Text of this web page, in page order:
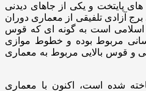
پایتخت و یکی از جاهای دیدنی
آزادی تلفیقی از معماری دوران
است به گونه ای که قوس
مربوط بوده و خطوط موازی
و قوس بالایی مربوط به معماری
که در سال 1350 ساخته شده است، اکنون با معماری